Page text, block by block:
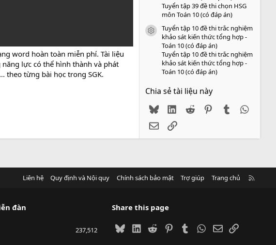
word hoàn toàn miễn phí. Tài liệu
lực có thể hình thành và phát
theo từng bài học trong SGK.
Tuyển tập 39 đề thi chọn HSG
môn Toán 10 (có đáp án)
icon tài liệu
Tuyển tập 10 đề thi trắc nghiệm
khảo sát kiến thức tổng hợp -
Toán 10 (có đáp án)
Tuyển tập 10 đề thi trắc nghiệm
khảo sát kiến thức tổng hợp -
Toán 10 (có đáp án)
Chia sẻ tài liệu này
BlueskyLinkedIn
Reddit PinterestTumblr
EmailLink
Liên hệ Quy định và Nội quy Chính sách bảo mật Trợ giúp Trang chủ
đàn
237,512
Share this page
BlueskyLinkedIn
Reddit PinterestTumblrWhatsApp
EmailLink